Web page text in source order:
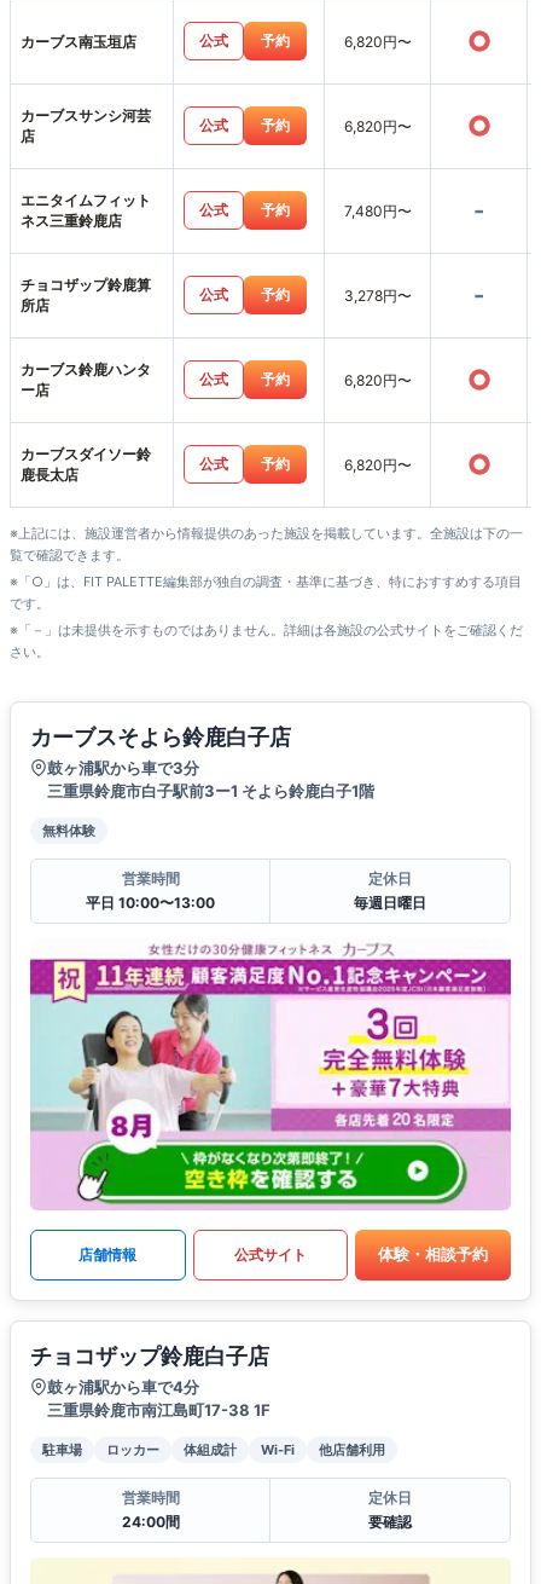
カーブス南玉垣店 公式 予約 6,820円〜 ○
カーブスサンシ河芸
店
公式 予約 6,820円〜 ○
エニタイムフィット
ネス三重鈴鹿店
公式 予約 7,480円〜 -
チョコザップ鈴鹿算
所店
公式 予約 3,278円〜 -
カーブス鈴鹿ハンタ
ー店
公式 予約 6,820円〜 ○
カーブスダイソー鈴
鹿長太店
公式 予約 6,820円〜 ○
※上記には、施設運営者から情報提供のあった施設を掲載しています。全施設は下の一
覧で確認できます。
※「○」は、FIT PALETTE編集部が独自の調査・基準に基づき、特におすすめする項目
です。
※「－」は未提供を示すものではありません。詳細は各施設の公式サイトをご確認くだ
さい。
カーブスそよら鈴鹿白子店
鼓ヶ浦駅から車で3分
三重県鈴鹿市白子駅前3ー1 そよら鈴鹿白子1階
無料体験
営業時間
平日 10:00〜13:00
定休日
毎週日曜日
店舗情報 公式サイト 体験・相談予約
チョコザップ鈴鹿白子店
鼓ヶ浦駅から車で4分
三重県鈴鹿市南江島町17-38 1F
駐車場 ロッカー 体組成計 Wi-Fi 他店舗利用
営業時間
24:00間
定休日
要確認